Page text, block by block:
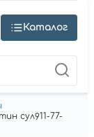
Каталог
сул911-77-